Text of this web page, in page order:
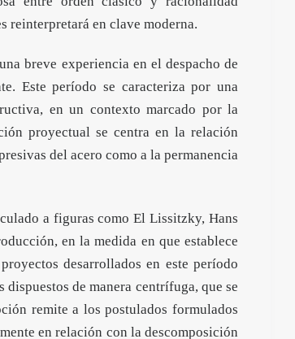
reinterpretará en clave moderna.
breve experiencia en el despacho de
Este período se caracteriza por una
en un contexto marcado por la
proyectual se centra en la relación
del acero como a la permanencia
a figuras como El Lissitzky, Hans
en la medida en que establece
desarrollados en este período
de manera centrífuga, que se
remite a los postulados formulados
en relación con la descomposición